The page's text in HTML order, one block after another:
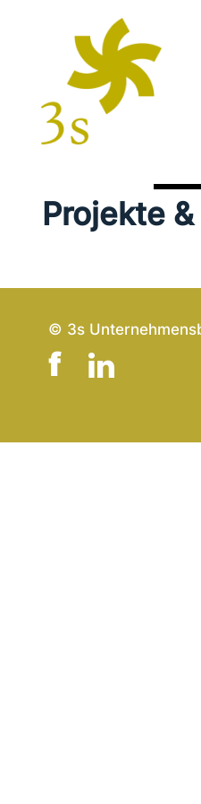
Projekte
© 3s